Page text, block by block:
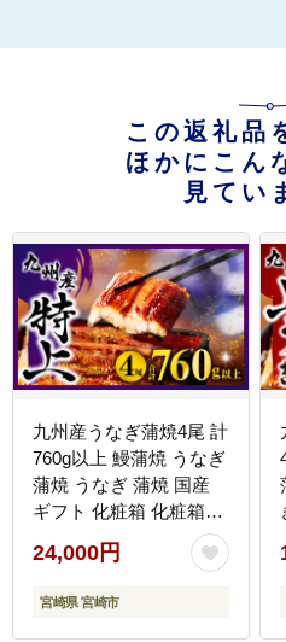
この返礼品
ほかにこん
見てい
九州産うなぎ蒲焼4尾 計
760g以上 鰻蒲焼 うなぎ
蒲焼 うなぎ 蒲焼 国産
ギフト 化粧箱 化粧箱入
り 小分け パック 冷凍
24,000円
宮崎県 宮崎市